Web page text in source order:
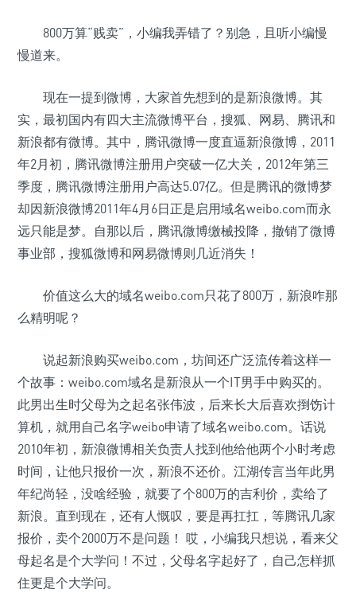
800万算“贱卖”，小编我弄错了？别急，且听小编慢
慢道来。
现在一提到微博，大家首先想到的是新浪微博。其
实，最初国内有四大主流微博平台，搜狐、网易、腾讯和
新浪都有微博。其中，腾讯微博一度直逼新浪微博，2011
年2月初，腾讯微博注册用户突破一亿大关，2012年第三
季度，腾讯微博注册用户高达5.07亿。但是腾讯的微博梦
却因新浪微博2011年4月6日正是启用域名weibo.com而永
远只能是梦。自那以后，腾讯微博缴械投降，撤销了微博
事业部，搜狐微博和网易微博则几近消失！
价值这么大的域名weibo.com只花了800万，新浪咋那
么精明呢？
说起新浪购买weibo.com，坊间还广泛流传着这样一
个故事：weibo.com域名是新浪从一个IT男手中购买的。
此男出生时父母为之起名张伟波，后来长大后喜欢捯饬计
算机，就用自己名字weibo申请了域名weibo.com。话说
2010年初，新浪微博相关负责人找到他给他两个小时考虑
时间，让他只报价一次，新浪不还价。江湖传言当年此男
年纪尚轻，没啥经验，就要了个800万的吉利价，卖给了
新浪。直到现在，还有人慨叹，要是再扛扛，等腾讯几家
报价，卖个2000万不是问题！ 哎，小编我只想说，看来父
母起名是个大学问！不过，父母名字起好了，自己怎样抓
住更是个大学问。